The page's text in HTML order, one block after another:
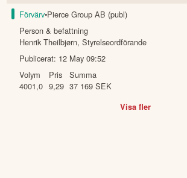
Förvärv•Pierce Group AB (publ)
Person & befattning
Henrik Theilbjørn,Styrelseordförande
Publicerat: 12 May 09:52
Volym
4001,0
Pris
9,29
Summa
37 169 SEK
Visa fler